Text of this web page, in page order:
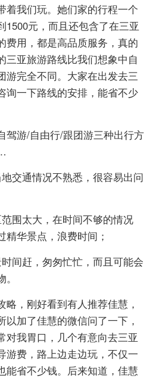
着我们玩。她们家的行程一个
1500元，而且还包含了在三亚
费用，都是高品质服务，真的
三亚旅游路线比我们想象中自
游完全不同。大家在出发去三
询一下路线的安排，能省不少
驾游/自由行/跟团游三种出行方
交通情况不熟悉，很容易出问
围太大，在时间不够的情况
华景点，浪费时间；
间赶，匆匆忙忙，而且可能会
略，刚好看到有人推荐佳慧，
加了佳慧的微信问了一下，
对我胃口，几个有意向去三亚
游费，路上边走边玩，不仅一
能省不少钱。后来知道，佳慧